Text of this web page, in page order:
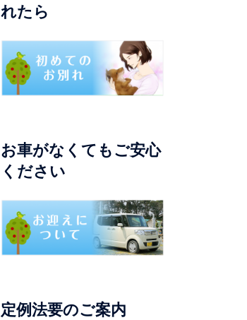
れたら
お車がなくてもご安心
ください
定例法要のご案内